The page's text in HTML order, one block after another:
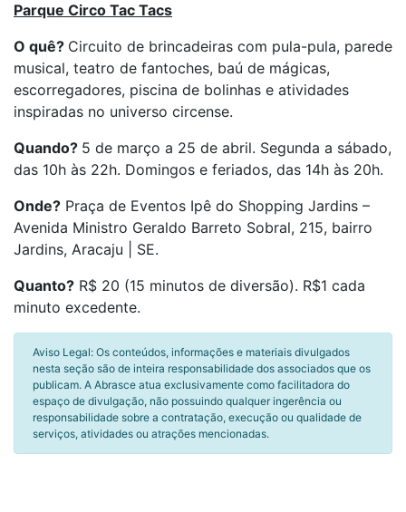
Parque Circo Tac Tacs
O quê? Circuito de brincadeiras com pula-pula, parede
musical, teatro de fantoches, baú de mágicas,
escorregadores, piscina de bolinhas e atividades
inspiradas no universo circense.
Quando? 5 de março a 25 de abril. Segunda a sábado,
das 10h às 22h. Domingos e feriados, das 14h às 20h.
Onde? Praça de Eventos Ipê do Shopping Jardins –
Avenida Ministro Geraldo Barreto Sobral, 215, bairro
Jardins, Aracaju | SE.
Quanto? R$ 20 (15 minutos de diversão). R$1 cada
minuto excedente.
Aviso Legal: Os conteúdos, informações e materiais divulgados
nesta seção são de inteira responsabilidade dos associados que os
publicam. A Abrasce atua exclusivamente como facilitadora do
espaço de divulgação, não possuindo qualquer ingerência ou
responsabilidade sobre a contratação, execução ou qualidade de
serviços, atividades ou atrações mencionadas.